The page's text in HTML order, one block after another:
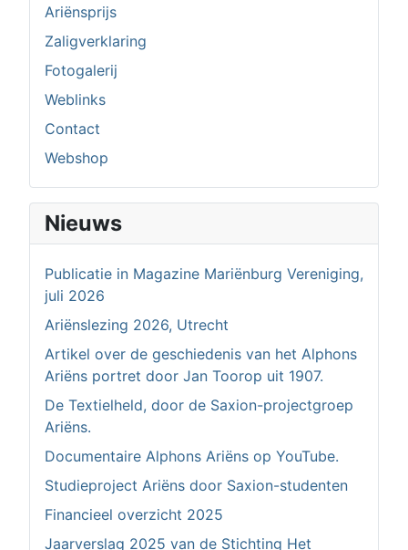
Ariënsprijs
Zaligverklaring
Fotogalerij
Weblinks
Contact
Webshop
Nieuws
Publicatie in Magazine Mariënburg Vereniging,
juli 2026
Ariënslezing 2026, Utrecht
Artikel over de geschiedenis van het Alphons
Ariëns portret door Jan Toorop uit 1907.
De Textielheld, door de Saxion-projectgroep
Ariëns.
Documentaire Alphons Ariëns op YouTube.
Studieproject Ariëns door Saxion-studenten
Financieel overzicht 2025
Jaarverslag 2025 van de Stichting Het